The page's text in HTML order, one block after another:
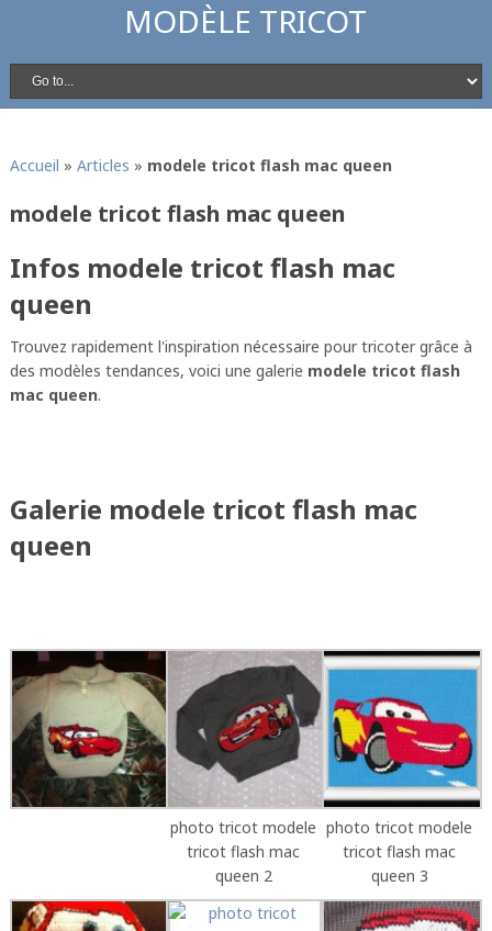
MODÈLE TRICOT
Accueil » Articles » modele tricot flash mac queen
modele tricot flash mac queen
Infos modele tricot flash mac
queen
Trouvez rapidement l'inspiration nécessaire pour tricoter grâce à
des modèles tendances, voici une galerie modele tricot flash
mac queen.
Galerie modele tricot flash mac
queen
photo tricot modele
tricot flash mac
queen 2
photo tricot modele
tricot flash mac
queen 3